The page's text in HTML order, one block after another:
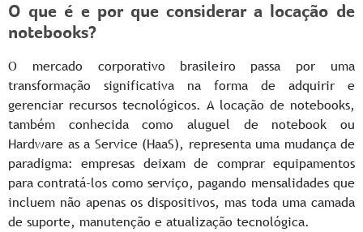
O que é e por que considerar a locação de
notebooks?
O mercado corporativo brasileiro passa por uma
transformação significativa na forma de adquirir e
gerenciar recursos tecnológicos. A locação de notebooks,
também conhecida como aluguel de notebook ou
Hardware as a Service (HaaS), representa uma mudança de
paradigma: empresas deixam de comprar equipamentos
para contratá-los como serviço, pagando mensalidades que
incluem não apenas os dispositivos, mas toda uma camada
de suporte, manutenção e atualização tecnológica.